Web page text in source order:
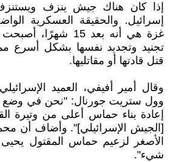
إذا كان هناك جيش ينزف
إسرائيل. والحقيقة العسكرية
غزة هي أنه بعد 15
تجنيد وتجديد نفسها بشكل أسرع
قتل قادتها أو مقاتليها.
وقال أمير أفيفي، العميد
وول ستريت جورنال: "نحن في وضع
إعادة بناء حماس أعلى من وتيرة
[الجيش الإسرائيلي]". وأضاف أن
الأصغر لزعيم حماس المقتول يحيى
شيء".